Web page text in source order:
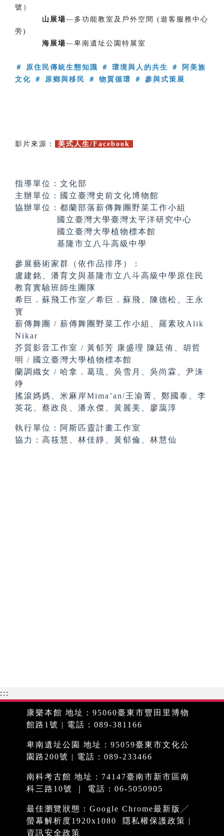
號）
山展場—多功能教室及戶外空間 (遊客服務中心
旁)
海展場—卑南遺址公園特展室
＃ 原住民傳統生態知識 ＃ 環境與人的共生 ＃ 阿美族
文化 ＃ 原鄉與移民 ＃ 物質循環 ＃ 參與式策展
影片來源： 美式人生/Facebook
指導單位：文化部
主辦單位：國立臺灣史前文化博物館
協辦單位：都蘭部落薪傳舞團野菜工作小組
國立臺灣大學臺灣太平洋研究中心
國立臺灣大學植物標本館
基隆市立八斗高級中學
參展藝術家群（依作品排序）：
盧建銘、潘育文與基隆市立八斗高級中學原住民
教育實驗班師生團隊
希巨．蘇飛工作室／希巨．蘇飛、陳德松、王永
寳
薪傳舞團 / 薪傳舞團野菜工作小組、羅素玫Alik
Nikar
芥質影音工作室 / 黃郁芳 康盛理 陳廷侑、胡哲
明 / 國立臺灣大學植物標本館
蘭調織女 / 哈拿．葛琉、吳雪月、吳尚霖、尹洙
竫
搖滾媽媽、米麻岸Mima’an/王渝菁、鄭國泰、李
英花、蔡政良、潘永傑、黃麗美、廖藹淳
執行單位：阿斯匹靈計畫工作室
協力：高筱慧、林佳靜、黃郁倫、林慧仙
:::
康樂本館 地址：95060臺東市豐田里博物
館路1號 | 電話：089-381166
卑南遺址公園 地址：95059臺東市文化公
園路200號 | 電話：089-233466
南科考古館 地址：74147臺南市新市區南
科三路10號 ｜ 電話：06-5050905
最佳瀏覽狀態：Google Chrome最新版╱
螢幕解析度1920x1080
隱私權保護政策 |
資訊安全政策